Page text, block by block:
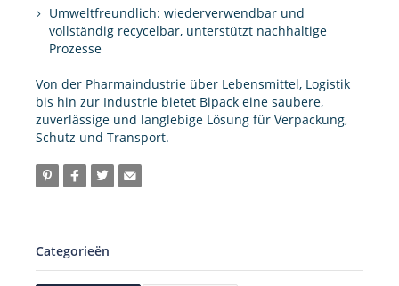
Umweltfreundlich: wiederverwendbar und
vollständig recycelbar, unterstützt nachhaltige
Prozesse
Von der Pharmaindustrie über Lebensmittel, Logistik
bis hin zur Industrie bietet Bipack eine saubere,
zuverlässige und langlebige Lösung für Verpackung,
Schutz und Transport.
Categorieën